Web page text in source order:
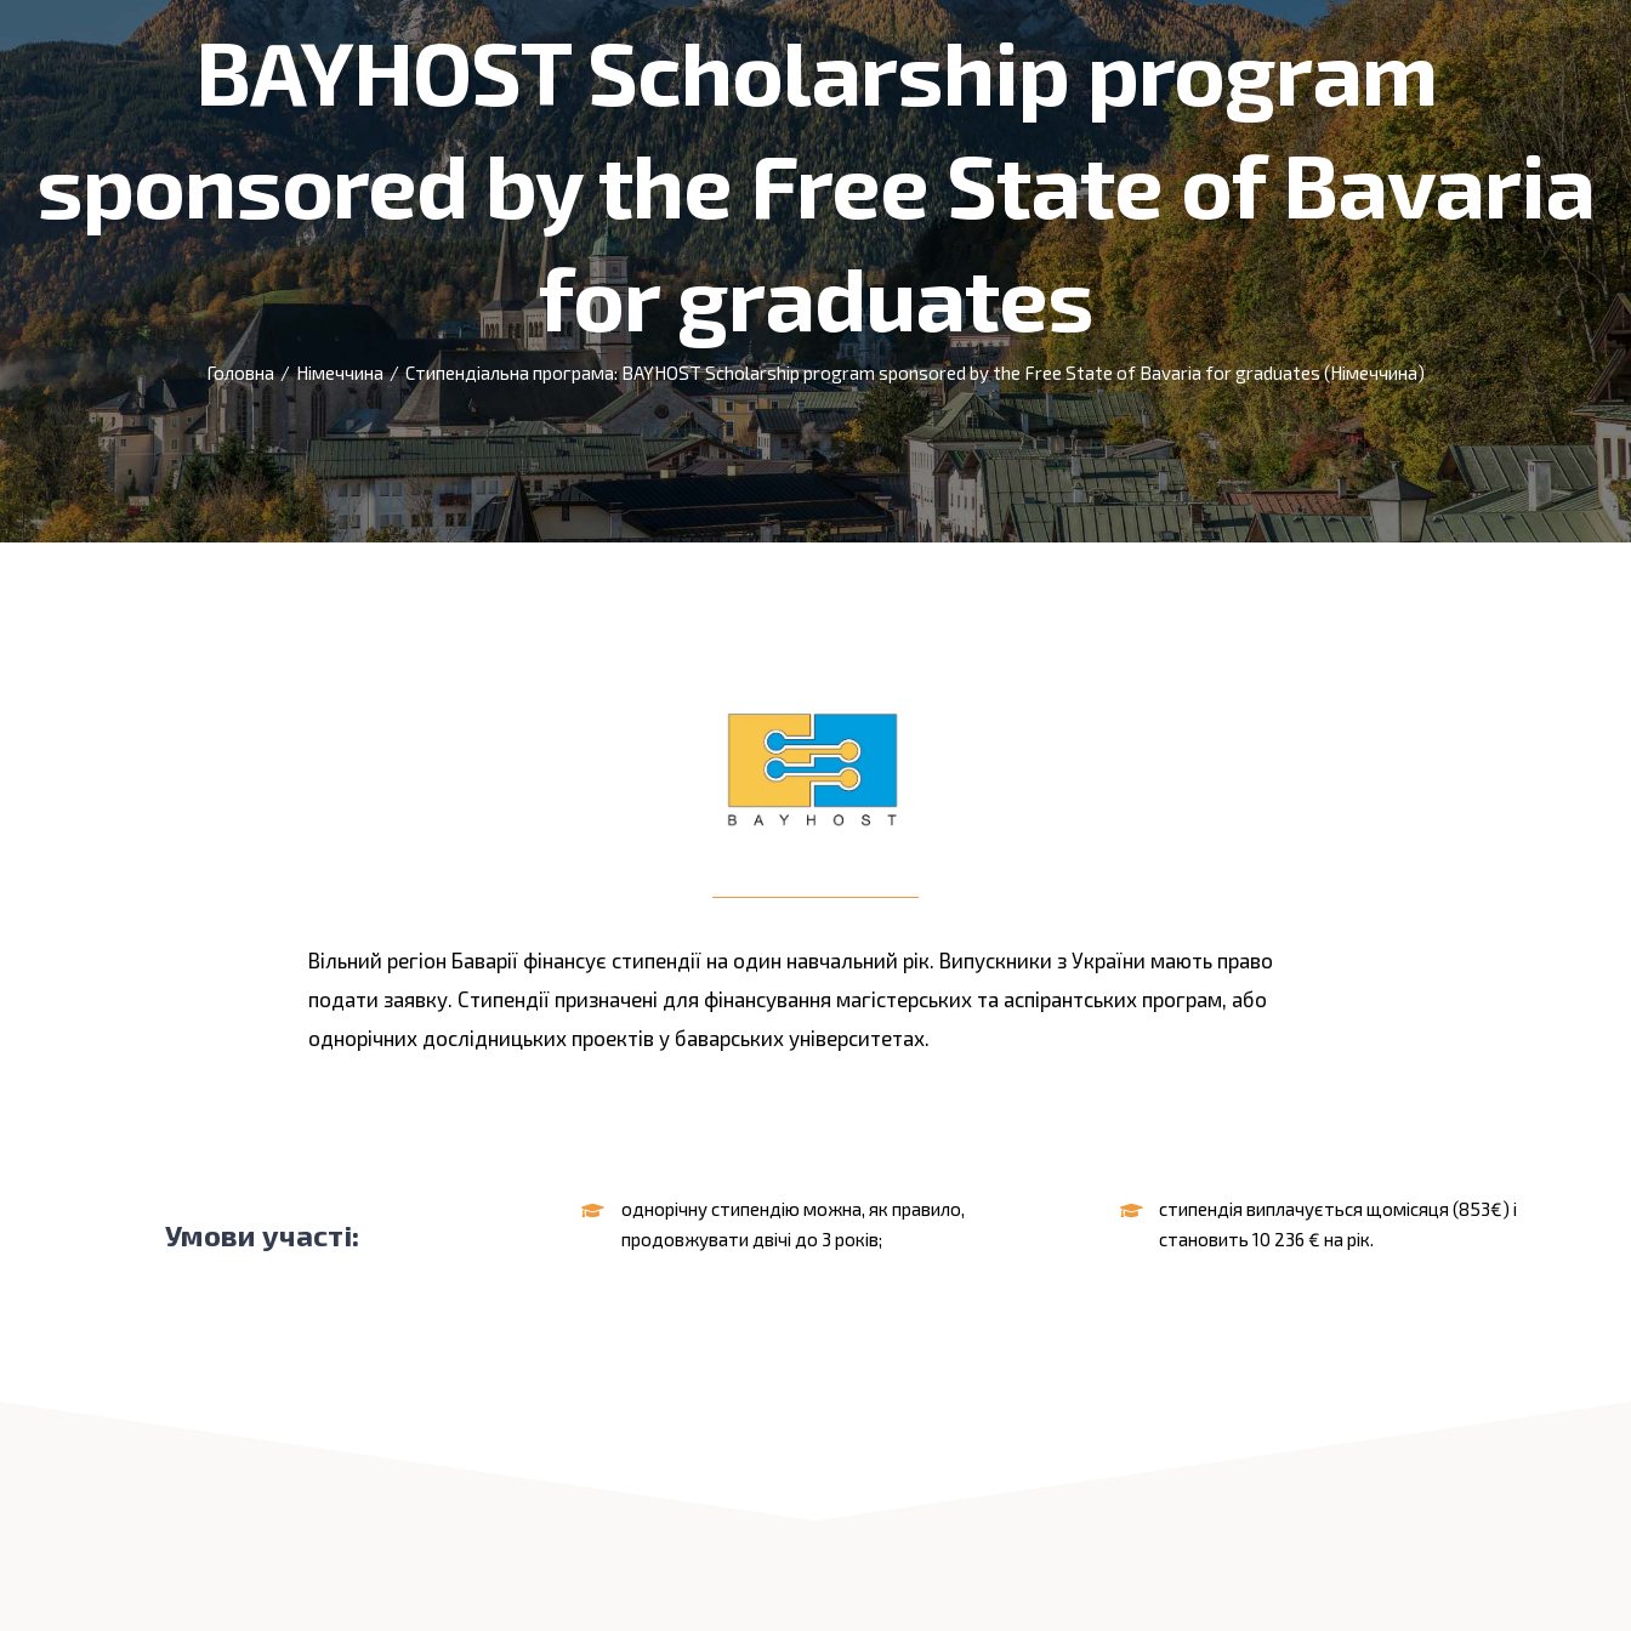
BAYHOST Scholarship program
sponsored by the Free State of Bavaria
for graduates
Головна / Німеччина / Стипендіальна програма: BAYHOST Scholarship program sponsored by the Free State of Bavaria for graduates (Німеччина)
Вільний регіон Баварії фінансує стипендії на один навчальний рік. Випускники з України мають право
подати заявку. Стипендії призначені для фінансування магістерських та аспірантських програм, або
однорічних дослідницьких проектів у баварських університетах.
Умови участі:
однорічну стипендію можна, як правило,
продовжувати двічі до 3 років;
стипендія виплачується щомісяця (853€) і
становить 10 236 € на рік.